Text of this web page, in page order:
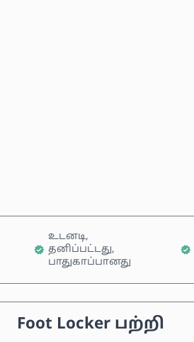
உடனடி,
தனிப்பட்டது,
பாதுகாப்பானது
Foot Locker பற்றி